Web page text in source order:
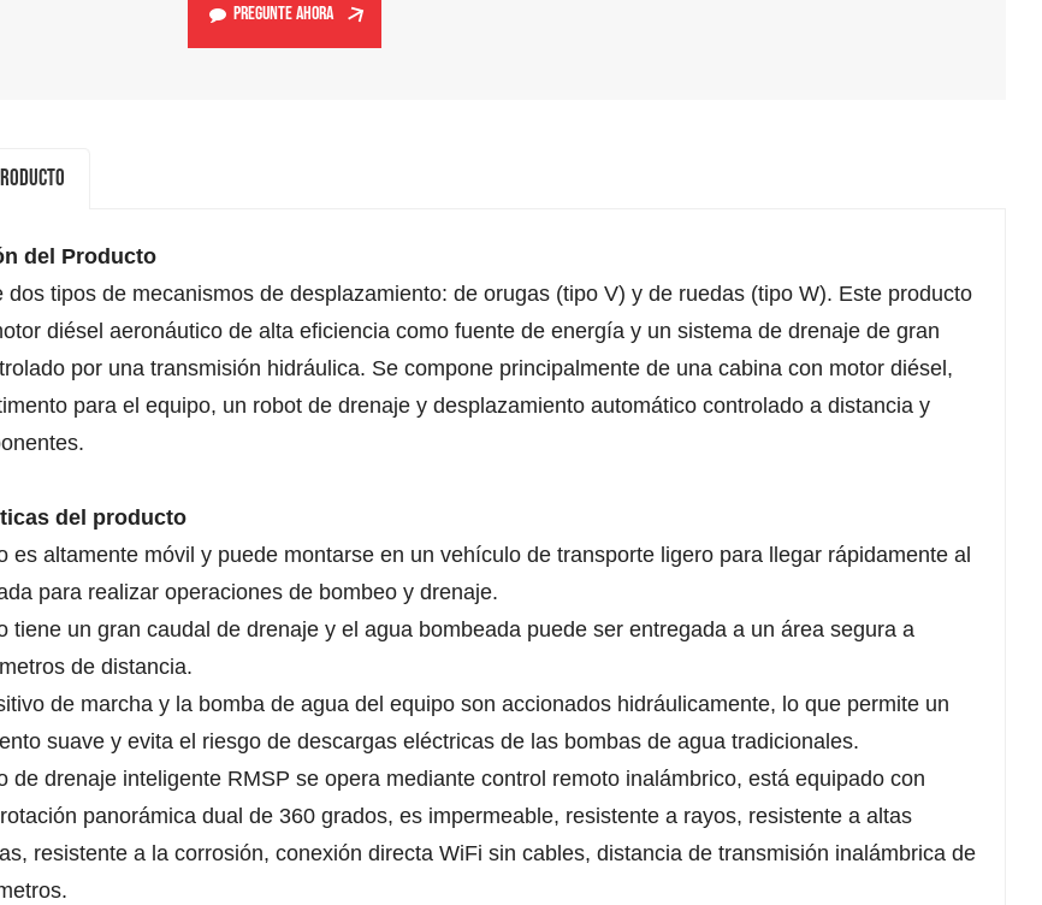
PREGUNTE AHORA
del Producto
dos tipos de mecanismos de desplazamiento: de orugas (tipo V) y de ruedas (tipo W). Este producto
diésel aeronáutico de alta eficiencia como fuente de energía y un sistema de drenaje de gran
por una transmisión hidráulica. Se compone principalmente de una cabina con motor diésel,
para el equipo, un robot de drenaje y desplazamiento automático controlado a distancia y
del producto
es altamente móvil y puede montarse en un vehículo de transporte ligero para llegar rápidamente al
para realizar operaciones de bombeo y drenaje.
tiene un gran caudal de drenaje y el agua bombeada puede ser entregada a un área segura a
de distancia.
de marcha y la bomba de agua del equipo son accionados hidráulicamente, lo que permite un
suave y evita el riesgo de descargas eléctricas de las bombas de agua tradicionales.
de drenaje inteligente RMSP se opera mediante control remoto inalámbrico, está equipado con
panorámica dual de 360 ​​grados, es impermeable, resistente a rayos, resistente a altas
resistente a la corrosión, conexión directa WiFi sin cables, distancia de transmisión inalámbrica de